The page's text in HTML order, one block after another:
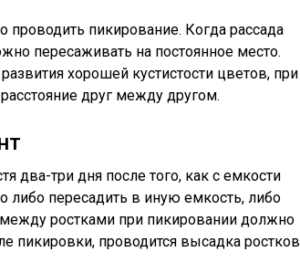
проводить пикирование. Когда рассада
пересаживать на постоянное место.
хорошей кустистости цветов, при
друг между другом.
два-три дня после того, как с емкости
либо пересадить в иную емкость, либо
ростками при пикировании должно
пикировки, проводится высадка ростков